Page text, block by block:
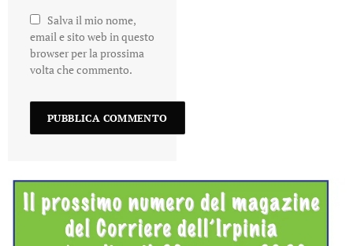
Salva il mio nome,
email e sito web in questo
browser per la prossima
volta che commento.